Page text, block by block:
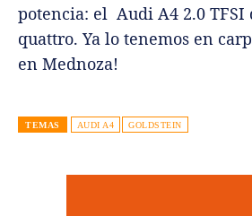
potencia: el Audi A4 2.0 TFSI
quattro. Ya lo tenemos en
en Mednoza!
TEMAS AUDI A4 GOLDSTEIN